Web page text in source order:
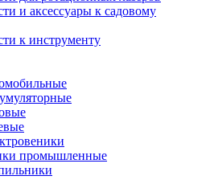
и аксессуары к садовому
к инструменту
промышленные